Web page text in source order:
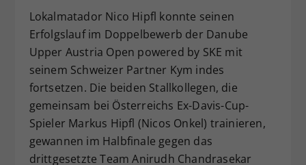
Lokalmatador Nico Hipfl konnte seinen
Erfolgslauf im Doppelbewerb der Danube
Upper Austria Open powered by SKE mit
seinem Schweizer Partner Kym indes
fortsetzen. Die beiden Stallkollegen, die
gemeinsam bei Österreichs Ex-Davis-Cup-
Spieler Markus Hipfl (Nicos Onkel) trainieren,
gewannen im Halbfinale gegen das
drittgesetzte Team Anirudh Chandrasekar